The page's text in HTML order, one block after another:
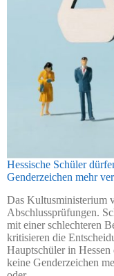
Hessische Schüler
Genderzeichen mehr
Das Kultusministerium
Abschlussprüfungen.
mit einer schlechteren
kritisieren die
Hauptschüler in
keine Genderzeichen